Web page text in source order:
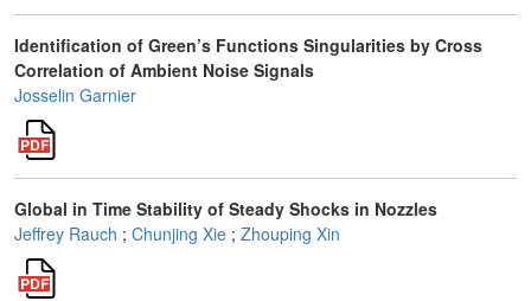
Identification of Green’s Functions Singularities by Cross
Correlation of Ambient Noise Signals
Josselin Garnier
Global in Time Stability of Steady Shocks in Nozzles
Jeffrey Rauch ; Chunjing Xie ; Zhouping Xin